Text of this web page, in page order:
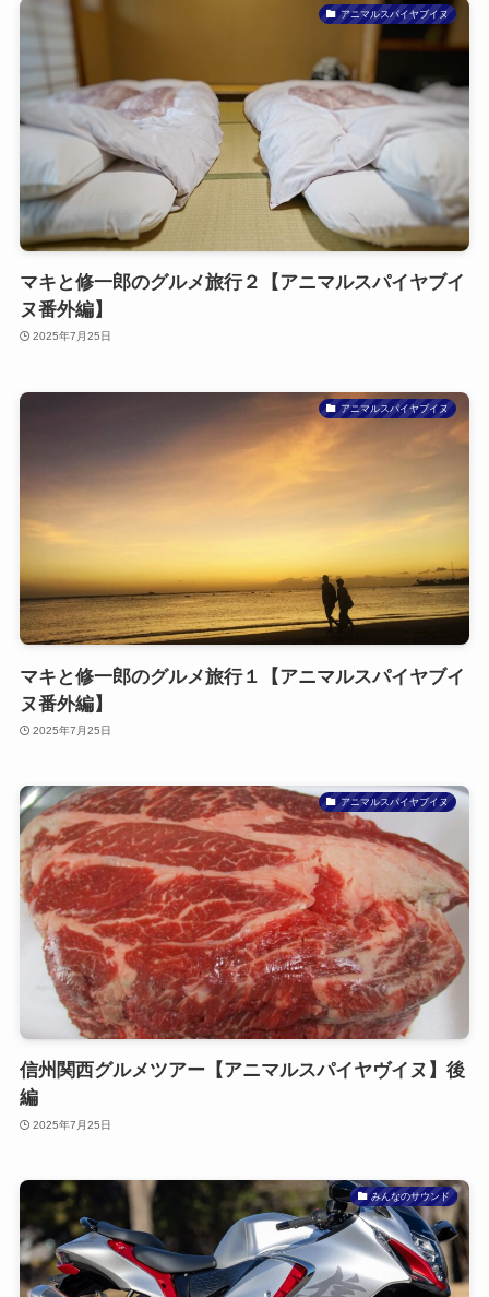
アニマルスパイヤブイヌ
マキと修一郎のグルメ旅行２【アニマルスパイヤブイ
ヌ番外編】
2025年7月25日
アニマルスパイヤブイヌ
マキと修一郎のグルメ旅行１【アニマルスパイヤブイ
ヌ番外編】
2025年7月25日
アニマルスパイヤブイヌ
信州関西グルメツアー【アニマルスパイヤヴイヌ】後
編
2025年7月25日
みんなのサウンド